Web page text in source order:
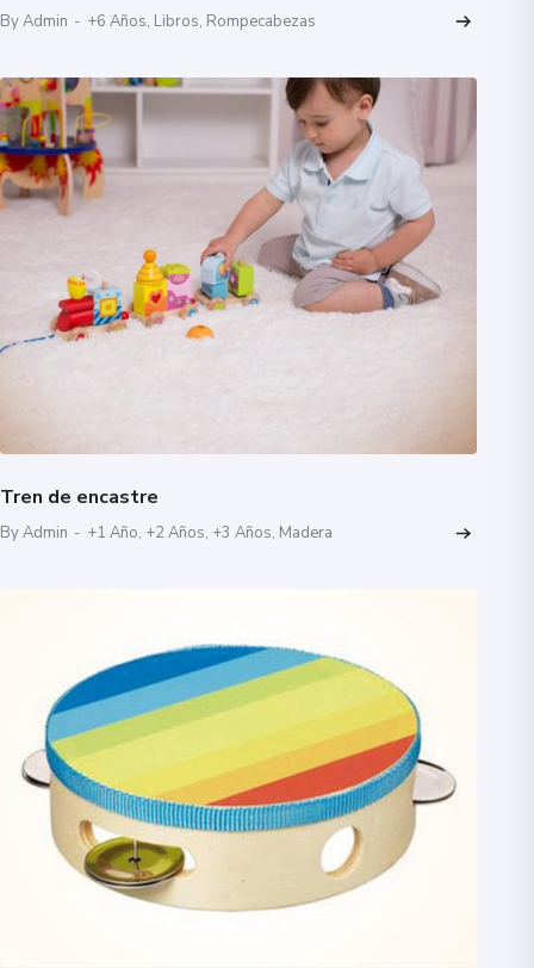
By Admin - +6 Años, Libros, Rompecabezas
Tren de encastre
By Admin - +1 Año, +2 Años, +3 Años, Madera